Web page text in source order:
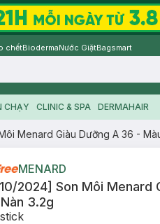
chếtBiodermaNước GiặtBagsmart
CHẠY CLINIC & SPA DERMAHAIR
Menard Giàu Dưỡng A 36 -
MENARD
10/2024] Son Môi
3.2g